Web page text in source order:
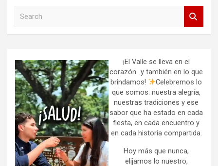
h
¡El Valle se lleva en el
corazón…y también en lo que
brindamos!
Celebremos lo
que somos: nuestra alegría,
nuestras tradiciones y ese
sabor que ha estado en cada
fiesta, en cada encuentro y
en cada historia compartida.
Hoy más que nunca,
elijamos lo nuestro,